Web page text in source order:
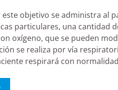
objetivo se administra al
particulares, una cantidad
oxígeno, que se pueden
se realiza por vía
respirará con